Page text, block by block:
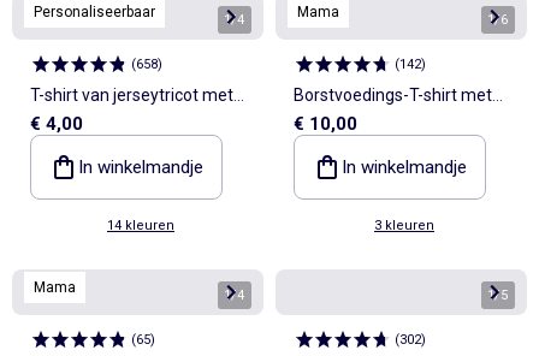
Personaliseerbaar 1/4
(658)
T-shirt van jerseytricot met
korte mouwen
€ 4,00
In winkelmandje
14 kleuren
Mama 1/6
(142)
Borstvoedings-T-shirt met
korte mouw en print
€ 10,00
In winkelmandje
3 kleuren
Mama 1/4
(65)
1/5
(302)